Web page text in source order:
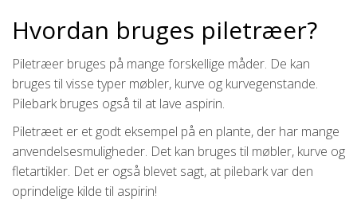
Hvordan bruges piletræer?
Piletræer bruges på mange forskellige måder. De kan
bruges til visse typer møbler, kurve og kurvegenstande.
Pilebark bruges også til at lave aspirin.
Piletræet er et godt eksempel på en plante, der har mange
anvendelsesmuligheder. Det kan bruges til møbler, kurve og
fletartikler. Det er også blevet sagt, at pilebark var den
oprindelige kilde til aspirin!